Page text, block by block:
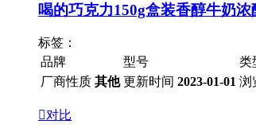
喝的巧克力150g盒装香醇牛奶
标签：
品牌
型号 类
厂商性质 其他 更新时间 2023-01-01 浏
对比